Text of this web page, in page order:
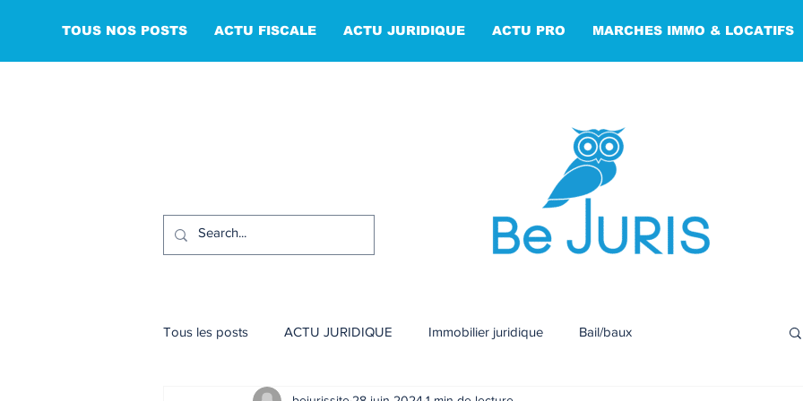
TOUS NOS POSTS ACTU FISCALE ACTU JURIDIQUE ACTU PRO MARCHES IMMO & LOCATIFS
Tous les posts ACTU JURIDIQUE Immobilier juridique Bail/baux